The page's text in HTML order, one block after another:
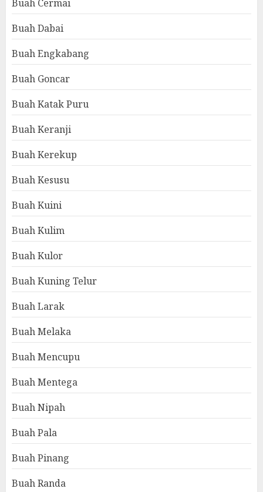
Buah Cermai
Buah Dabai
Buah Engkabang
Buah Goncar
Buah Katak Puru
Buah Keranji
Buah Kerekup
Buah Kesusu
Buah Kuini
Buah Kulim
Buah Kulor
Buah Kuning Telur
Buah Larak
Buah Melaka
Buah Mencupu
Buah Mentega
Buah Nipah
Buah Pala
Buah Pinang
Buah Randa